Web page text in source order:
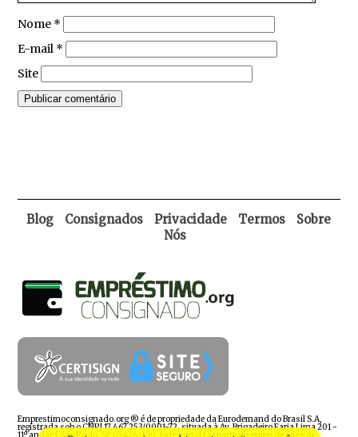
Nome *
E-mail *
Site
Blog Consignados Privacidade Termos
Sobre
Nós
Emprestimoconsignado.org ® é de propriedade da Eurodemand do Brasil S.A,
registrada sob o CNPJ 17.467.253/0001-72, situada à Av. Brigadeiro Faria Lima 201 -
11º andar | São Paulo, SP 05426-100. Este portal faz parte do grupo de sites de